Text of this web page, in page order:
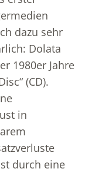
dazu sehr
Dolata
1980er Jahre
(CD).
in
durch eine